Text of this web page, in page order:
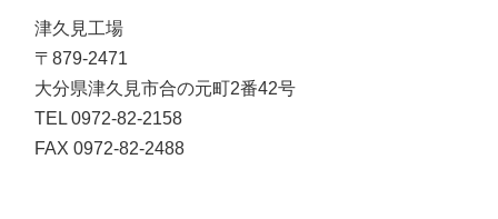
津久見工場
〒879-2471
大分県津久見市合の元町2番42号
TEL 0972-82-2158
FAX 0972-82-2488